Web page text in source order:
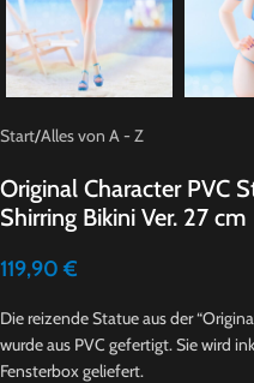
Start/Alles von A - Z
Original Character PVC
Shirring Bikini Ver. 27 cm
119,90 €
Die reizende Statue aus der
wurde aus PVC gefertigt. Sie wird
Fensterbox geliefert.